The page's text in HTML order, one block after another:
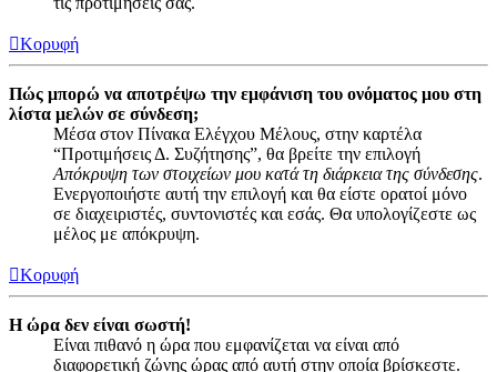
Κορυφή
Πώς μπορώ να αποτρέψω την εμφάνιση του ονόματος μου στη
λίστα μελών σε σύνδεση;
Μέσα στον Πίνακα Ελέγχου Μέλους, στην καρτέλα
“Προτιμήσεις Δ. Συζήτησης”, θα βρείτε την επιλογή
Απόκρυψη των στοιχείων μου κατά τη διάρκεια της σύνδεσης.
Ενεργοποιήστε αυτή την επιλογή και θα είστε ορατοί μόνο
σε διαχειριστές, συντονιστές και εσάς. Θα υπολογίζεστε ως
μέλος με απόκρυψη.
Κορυφή
Η ώρα δεν είναι σωστή!
Είναι πιθανό η ώρα που εμφανίζεται να είναι από
διαφορετική ζώνης ώρας από αυτή στην οποία βρίσκεστε.